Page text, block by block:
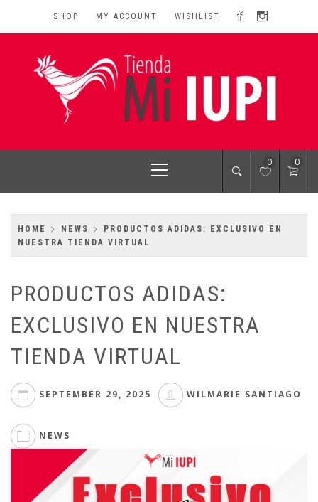
SHOP MY ACCOUNT WISHLIST
MI IUPI SHOP
University of Puerto Rico-Rio Piedras Campus
Menu
0 0
HOME NEWS
PRODUCTOS ADIDAS: EXCLUSIVO EN
NUESTRA TIENDA VIRTUAL
PRODUCTOS ADIDAS:
EXCLUSIVO EN NUESTRA
TIENDA VIRTUAL
SEPTEMBER 29, 2025 WILMARIE SANTIAGO
NEWS